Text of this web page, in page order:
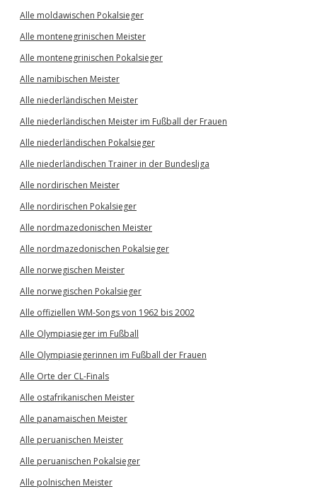
Alle moldawischen Pokalsieger
Alle montenegrinischen Meister
Alle montenegrinischen Pokalsieger
Alle namibischen Meister
Alle niederländischen Meister
Alle niederländischen Meister im Fußball der Frauen
Alle niederländischen Pokalsieger
Alle niederländischen Trainer in der Bundesliga
Alle nordirischen Meister
Alle nordirischen Pokalsieger
Alle nordmazedonischen Meister
Alle nordmazedonischen Pokalsieger
Alle norwegischen Meister
Alle norwegischen Pokalsieger
Alle offiziellen WM-Songs von 1962 bis 2002
Alle Olympiasieger im Fußball
Alle Olympiasiegerinnen im Fußball der Frauen
Alle Orte der CL-Finals
Alle ostafrikanischen Meister
Alle panamaischen Meister
Alle peruanischen Meister
Alle peruanischen Pokalsieger
Alle polnischen Meister